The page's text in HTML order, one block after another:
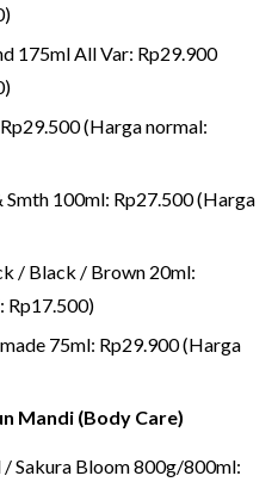
175ml All Var: Rp29.900
(Harga normal:
Smth 100ml: Rp27.500 (Harga
/ Black / Brown 20ml:
Rp17.500)
75ml: Rp29.900 (Harga
Mandi (Body Care)
Sakura Bloom 800g/800ml: